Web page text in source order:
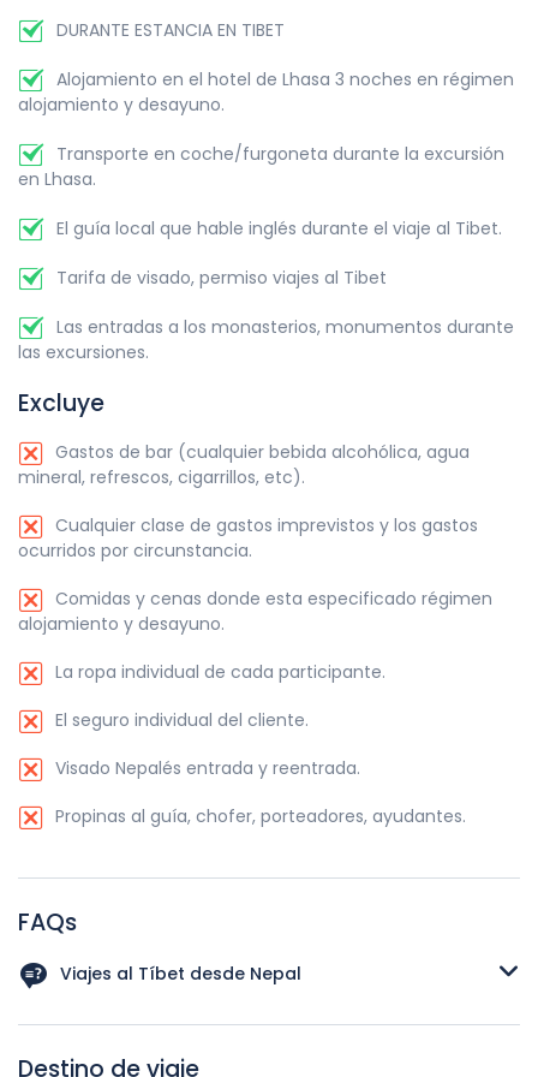
DURANTE ESTANCIA EN TIBET
Alojamiento en el hotel de Lhasa 3 noches en régimen
alojamiento y desayuno.
Transporte en coche/furgoneta durante la excursión
en Lhasa.
El guía local que hable inglés durante el viaje al Tibet.
Tarifa de visado, permiso viajes al Tibet
Las entradas a los monasterios, monumentos durante
las excursiones.
Excluye
Gastos de bar (cualquier bebida alcohólica, agua
mineral, refrescos, cigarrillos, etc).
Cualquier clase de gastos imprevistos y los gastos
ocurridos por circunstancia.
Comidas y cenas donde esta especificado régimen
alojamiento y desayuno.
La ropa individual de cada participante.
El seguro individual del cliente.
Visado Nepalés entrada y reentrada.
Propinas al guía, chofer, porteadores, ayudantes.
FAQs
Viajes al Tíbet desde Nepal
En primer lugar tiene que estar seguro del itinerario que
Destino de viaje